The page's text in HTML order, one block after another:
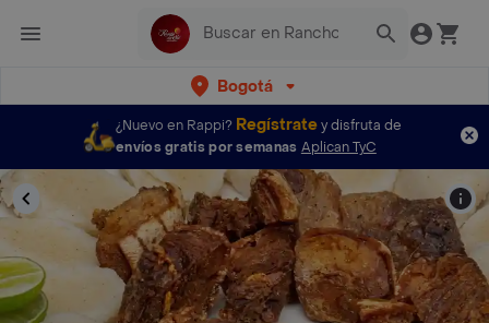
Bogotá
¿Nuevo en Rappi? Regístratey disfruta de
envíos gratis por semanas Aplican TyC